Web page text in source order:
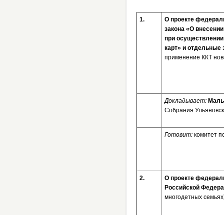
1.
О проекте
закона «О
при
карт» и
применение ККТ
Докладывает:
Собрания
Готовит: комитет
2.
О проекте
Российской
многодетных